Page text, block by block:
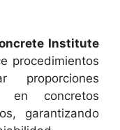
Institute
procedimientos
proporciones
en concretos
garantizando